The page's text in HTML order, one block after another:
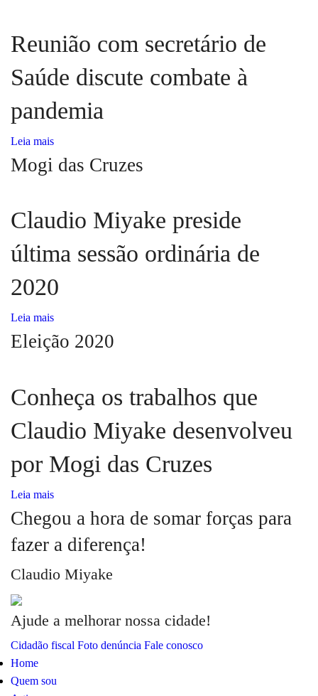
Reunião com secretário de
Saúde discute combate à
pandemia
Leia mais
Mogi das Cruzes
Claudio Miyake preside
última sessão ordinária de
2020
Leia mais
Eleição 2020
Conheça os trabalhos que
Claudio Miyake desenvolveu
por Mogi das Cruzes
Leia mais
Chegou a hora de somar forças para
fazer a diferença!
Claudio Miyake
Ajude a melhorar nossa cidade!
Cidadão fiscal Foto denúncia Fale conosco
Home
Quem sou